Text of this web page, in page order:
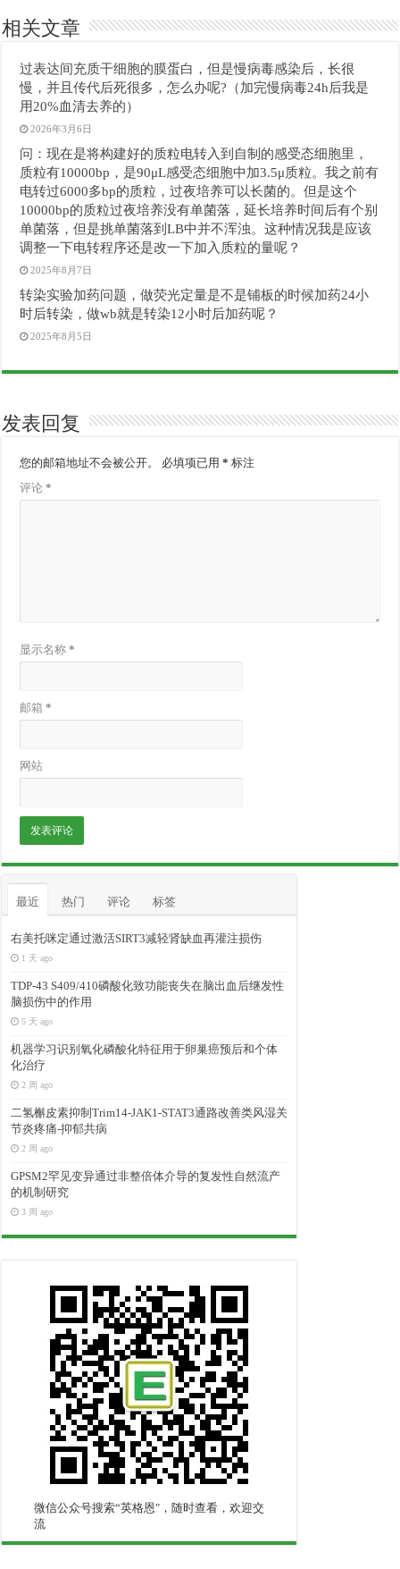
相关文章
过表达间充质干细胞的膜蛋白，但是慢病毒感染后，长很
慢，并且传代后死很多，怎么办呢?（加完慢病毒24h后我是
用20%血清去养的）
2026年3月6日
问：现在是将构建好的质粒电转入到自制的感受态细胞里，
质粒有10000bp，是90μL感受态细胞中加3.5μ质粒。我之前有
电转过6000多bp的质粒，过夜培养可以长菌的。但是这个
10000bp的质粒过夜培养没有单菌落，延长培养时间后有个别
单菌落，但是挑单菌落到LB中并不浑浊。这种情况我是应该
调整一下电转程序还是改一下加入质粒的量呢？
2025年8月7日
转染实验加药问题，做荧光定量是不是铺板的时候加药24小
时后转染，做wb就是转染12小时后加药呢？
2025年8月5日
发表回复
您的邮箱地址不会被公开。 必填项已用* 标注
评论*
显示名称*
邮箱*
网站
最近 热门 评论 标签
右美托咪定通过激活SIRT3减轻肾缺血再灌注损伤
1 天 ago
TDP-43 S409/410磷酸化致功能丧失在脑出血后继发性
脑损伤中的作用
5 天 ago
机器学习识别氧化磷酸化特征用于卵巢癌预后和个体
化治疗
2 周 ago
二氢槲皮素抑制Trim14-JAK1-STAT3通路改善类风湿关
节炎疼痛-抑郁共病
2 周 ago
GPSM2罕见变异通过非整倍体介导的复发性自然流产
的机制研究
3 周 ago
微信公众号搜索“英格恩"，随时查看，欢迎交
流